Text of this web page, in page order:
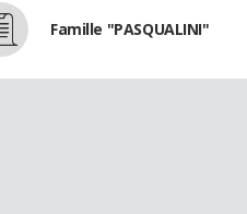
Famille "PASQUALINI"